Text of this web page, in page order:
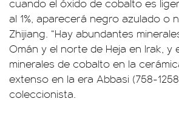
cuando el óxido de cobalto es
al 1%, aparecerá negro azulado o
Zhijiang. “Hay abundantes
Omán y el norte de Heja en Irak, y
minerales de cobalto en la
extenso en la era Abbasi (758-
coleccionista.